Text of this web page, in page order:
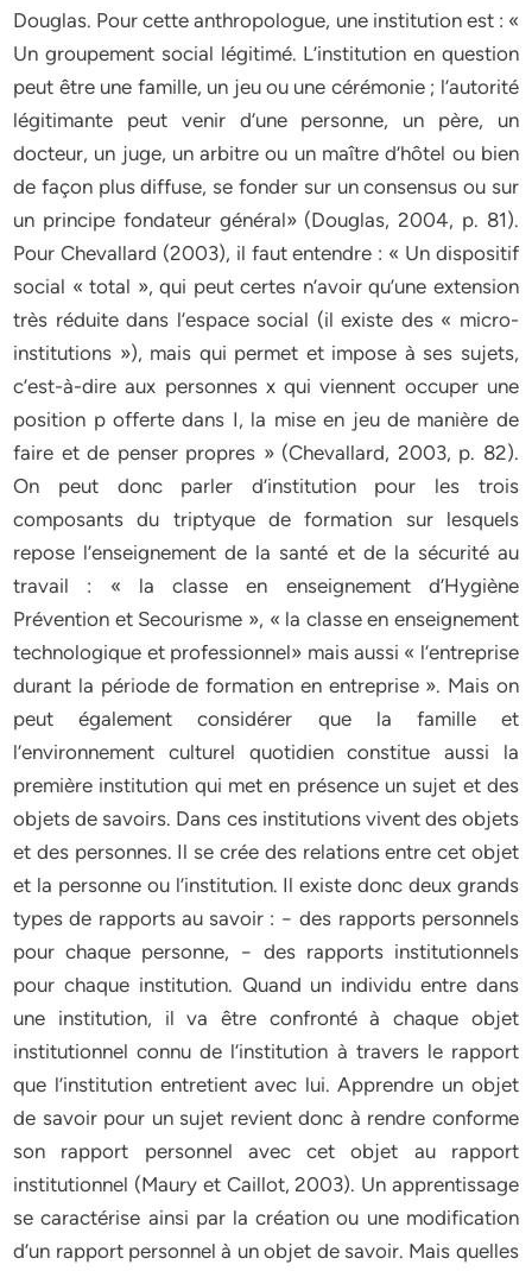
Douglas. Pour cette anthropologue, une institution est : «
Un groupement social légitimé. L’institution en question
peut être une famille, un jeu ou une cérémonie ; l’autorité
légitimante peut venir d’une personne, un père, un
docteur, un juge, un arbitre ou un maître d’hôtel ou bien
de façon plus diffuse, se fonder sur un consensus ou sur
un principe fondateur général» (Douglas, 2004, p. 81).
Pour Chevallard (2003), il faut entendre : « Un dispositif
social « total », qui peut certes n’avoir qu’une extension
très réduite dans l’espace social (il existe des « micro-
institutions »), mais qui permet et impose à ses sujets,
c’est-à-dire aux personnes x qui viennent occuper une
position p offerte dans I, la mise en jeu de manière de
faire et de penser propres » (Chevallard, 2003, p. 82).
On peut donc parler d’institution pour les trois
composants du triptyque de formation sur lesquels
repose l’enseignement de la santé et de la sécurité au
travail : « la classe en enseignement d’Hygiène
Prévention et Secourisme », « la classe en enseignement
technologique et professionnel» mais aussi « l’entreprise
durant la période de formation en entreprise ». Mais on
peut également considérer que la famille et
l’environnement culturel quotidien constitue aussi la
première institution qui met en présence un sujet et des
objets de savoirs. Dans ces institutions vivent des objets
et des personnes. Il se crée des relations entre cet objet
et la personne ou l’institution. Il existe donc deux grands
types de rapports au savoir : − des rapports personnels
pour chaque personne, − des rapports institutionnels
pour chaque institution. Quand un individu entre dans
une institution, il va être confronté à chaque objet
institutionnel connu de l’institution à travers le rapport
que l’institution entretient avec lui. Apprendre un objet
de savoir pour un sujet revient donc à rendre conforme
son rapport personnel avec cet objet au rapport
institutionnel (Maury et Caillot, 2003). Un apprentissage
se caractérise ainsi par la création ou une modification
d’un rapport personnel à un objet de savoir. Mais quelles